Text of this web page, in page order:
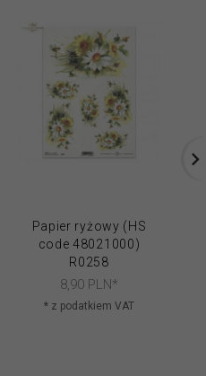
Papier ryżowy (HS
code 48021000)
R0258
8,90 PLN*
* z podatkiem VAT